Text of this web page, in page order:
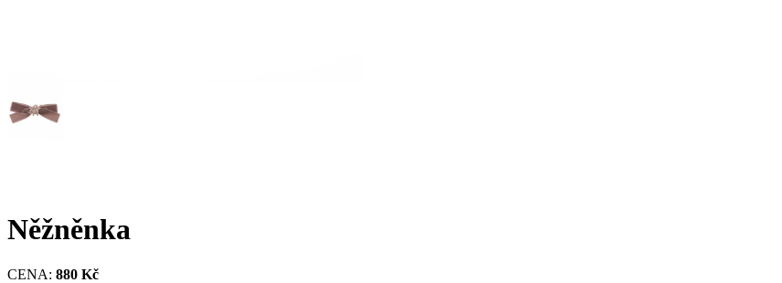
Něžněnka
CENA: 880 Kč